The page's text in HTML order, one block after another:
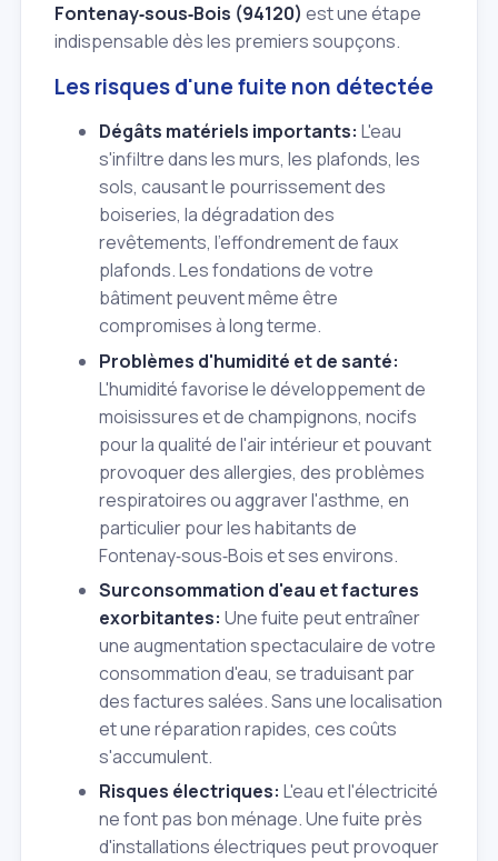
Fontenay‑sous‑Bois (94120) est une étape
indispensable dès les premiers soupçons.
Les risques d'une fuite non détectée
Dégâts matériels importants: L'eau
s'infiltre dans les murs, les plafonds, les
sols, causant le pourrissement des
boiseries, la dégradation des
revêtements, l'effondrement de faux
plafonds. Les fondations de votre
bâtiment peuvent même être
compromises à long terme.
Problèmes d'humidité et de santé:
L'humidité favorise le développement de
moisissures et de champignons, nocifs
pour la qualité de l'air intérieur et pouvant
provoquer des allergies, des problèmes
respiratoires ou aggraver l'asthme, en
particulier pour les habitants de
Fontenay‑sous‑Bois et ses environs.
Surconsommation d'eau et factures
exorbitantes: Une fuite peut entraîner
une augmentation spectaculaire de votre
consommation d'eau, se traduisant par
des factures salées. Sans une localisation
et une réparation rapides, ces coûts
s'accumulent.
Risques électriques: L'eau et l'électricité
ne font pas bon ménage. Une fuite près
d'installations électriques peut provoquer